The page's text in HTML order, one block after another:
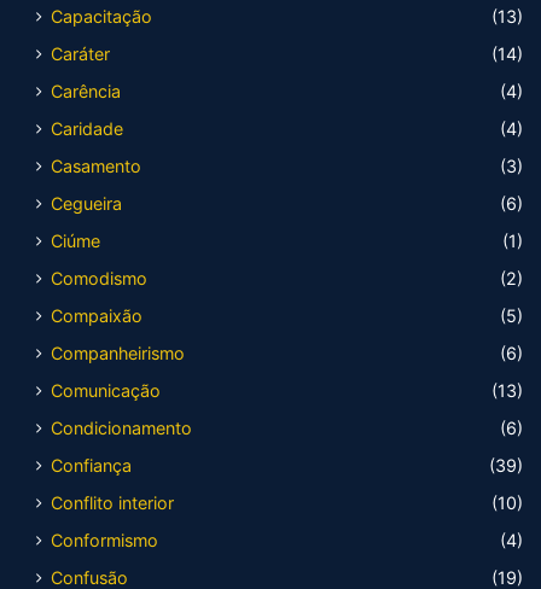
Capacitação
(13)
Caráter
(14)
Carência
(4)
Caridade
(4)
Casamento
(3)
Cegueira
(6)
Ciúme
(1)
Comodismo
(2)
Compaixão
(5)
Companheirismo
(6)
Comunicação
(13)
Condicionamento
(6)
Confiança
(39)
Conflito interior
(10)
Conformismo
(4)
Confusão
(19)